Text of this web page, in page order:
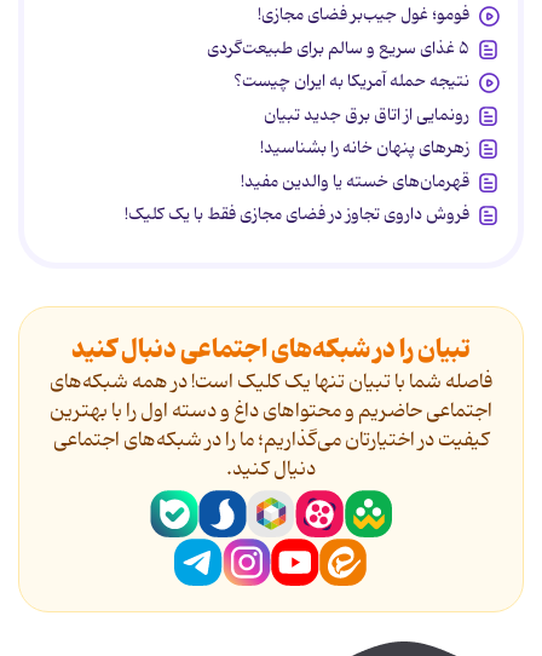
فومو؛ غول جیب‌بر فضای مجازی!
۵ غذای سریع و سالم برای طبیعت‌گردی
نتیجه حمله آمریکا به ایران چیست؟
رونمایی از اتاق برق جدید تبیان
زهرهای پنهان خانه را بشناسید!
قهرمان‌های خسته یا والدین مفید!
فروش داروی تجاوز در فضای مجازی فقط با یک کلیک!
تبیان را در شبکه‌های اجتماعی دنبال کنید
فاصله شما با تبیان تنها یک کلیک است! در همه شبکه‌های
اجتماعی حاضریم و محتواهای داغ و دسته اول را با بهترین
کیفیت در اختیارتان می‌گذاریم؛ ما را در شبکه‌های اجتماعی
دنیال کنید.